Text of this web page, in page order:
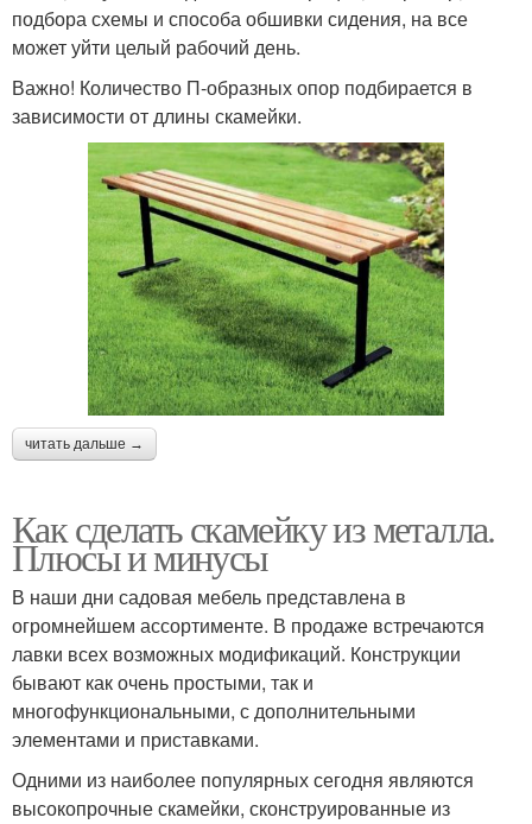
подбора схемы и способа обшивки сидения, на все
может уйти целый рабочий день.
Важно! Количество П-образных опор подбирается в
зависимости от длины скамейки.
читать дальше →
Как сделать скамейку из металла.
Плюсы и минусы
В наши дни садовая мебель представлена в
огромнейшем ассортименте. В продаже встречаются
лавки всех возможных модификаций. Конструкции
бывают как очень простыми, так и
многофункциональными, с дополнительными
элементами и приставками.
Одними из наиболее популярных сегодня являются
высокопрочные скамейки, сконструированные из